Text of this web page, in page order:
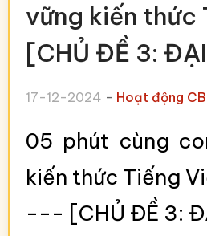
vững kiến thức
[CHỦ ĐỀ 3:
17-12-2024 - Hoạt động
05 phút cùng
kiến thức Tiếng
--- [CHỦ ĐỀ 3: